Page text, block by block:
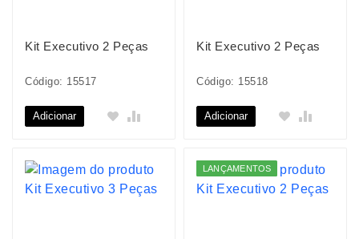
Kit Executivo 2 Peças
Código: 15517
Adicionar
Kit Executivo 2 Peças
Código: 15518
Adicionar
LANÇAMENTOS